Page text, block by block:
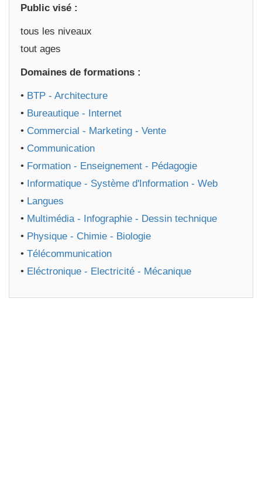
Public visé :
tous les niveaux
tout ages
Domaines de formations :
• BTP - Architecture
• Bureautique - Internet
• Commercial - Marketing - Vente
• Communication
• Formation - Enseignement - Pédagogie
• Informatique - Système d'Information - Web
• Langues
• Multimédia - Infographie - Dessin technique
• Physique - Chimie - Biologie
• Télécommunication
• Eléctronique - Electricité - Mécanique